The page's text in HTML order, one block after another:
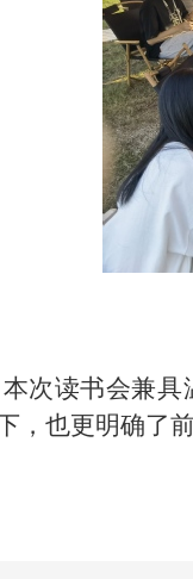
次读书会兼
，也更明确了